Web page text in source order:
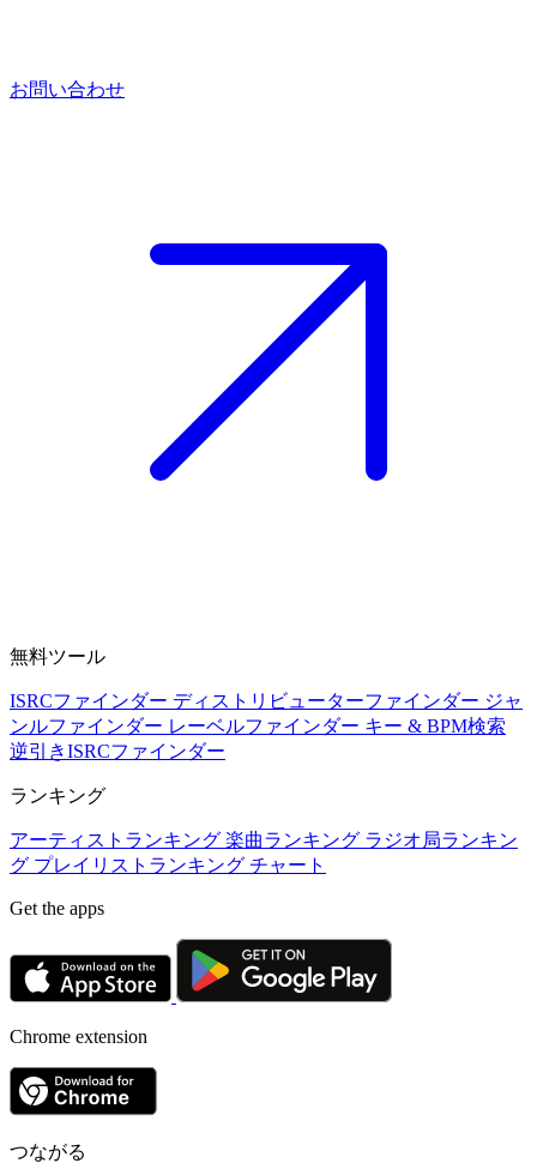
お問い合わせ
無料ツール
ISRCファインダー ディストリビューターファインダー ジャ
ンルファインダー レーベルファインダー キー & BPM検索
逆引きISRCファインダー
ランキング
アーティストランキング 楽曲ランキング ラジオ局ランキン
グ プレイリストランキング チャート
Get the apps
Chrome extension
つながる